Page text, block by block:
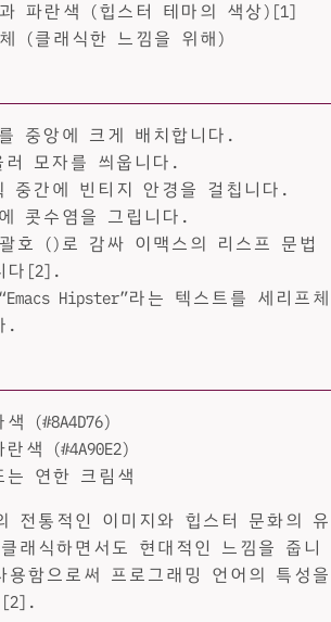
파란색 (힙스터 테마의 색상)[1]
(클래식한 느낌을 위해)
중앙에 크게 배치합니다.
러 모자를 씌웁니다.
중간에 빈티지 안경을 걸칩니다.
콧수염을 그립니다.
호 ()로 감싸 이맥스의 리스프 문법
다[2].
Hipster”라는 텍스트를 세리프체
.
(#8A4D76)
색 (#4A90E2)
연한 크림색
전통적인 이미지와 힙스터 문화의 유
래식하면서도 현대적인 느낌을 줍니
함으로써 프로그래밍 언어의 특성을
[2].